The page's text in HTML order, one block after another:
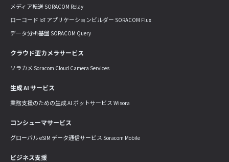
メディア転送 SORACOM Relay
ローコード IoT アプリケーションビルダー SORACOM Flux
データ分析基盤 SORACOM Query
クラウド型カメラサービス
ソラカメ Soracom Cloud Camera Services
生成 AI サービス
業務支援のための生成 AI ボットサービス Wisora
コンシューマサービス
グローバル eSIM データ通信サービス Soracom Mobile
ビジネス支援